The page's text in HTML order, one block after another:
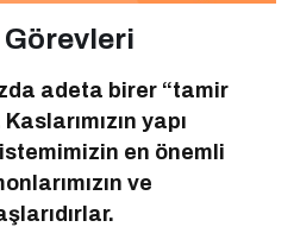
adeta birer “tamir
yapı
en önemli
ve